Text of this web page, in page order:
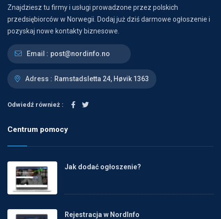
Znajdziesz tu firmy i usługi prowadzone przez polskich
przedsiębiorców w Norwegii. Dodaj już dziś darmowe ogłoszenie i
pozyskaj nowe kontakty biznesowe.
Email : post@nordinfo.no
Adress : Ramstadsletta 24, Høvik 1363
Odwiedź również :
Centrum pomocy
Jak dodać ogłoszenie?
Rejestracja w NordInfo